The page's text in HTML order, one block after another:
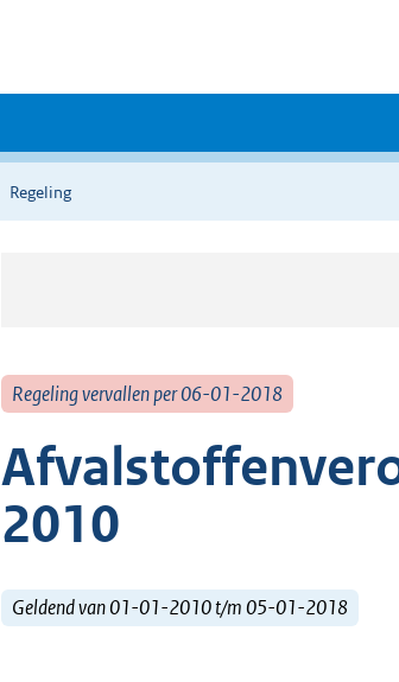
Regeling
Regeling vervallen per 06-01-2018
2010
Geldend van 01-01-2010 t/m 05-01-2018